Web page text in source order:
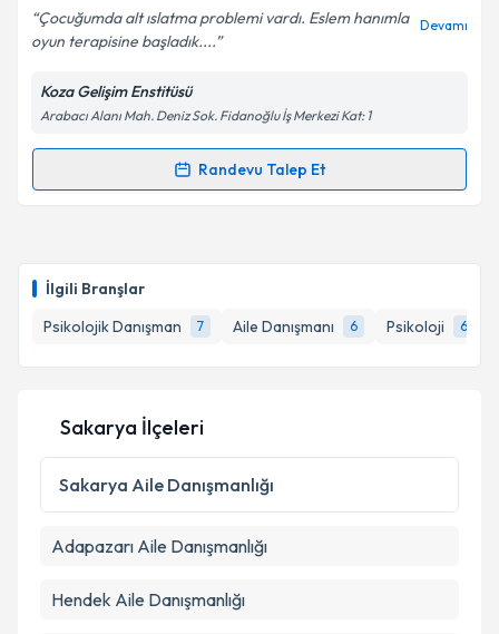
İlgili Branşlar
Psikolojik Danışman
7 Aile Danışmanı 6 Psikoloji 6
E-posta Adresiniz
Kişisel verilerimin işlenmesine ilişkinAydınlatma
Metni'ni okudum ve kişisel verilerimin belirtilen
kapsamda işlenmesini kabul ediyorum.
Çocuğumda alt ıslatma problemi vardı. Eslem hanımla
oyun terapisine başladık....
Devamı
Koza Gelişim Enstitüsü
Arabacı Alanı Mah. Deniz Sok. Fidanoğlu İş Merkezi Kat: 1
Randevu Talep Et
Randevu Takvimi Talebi
için bir takvim hazırlandığında e-posta ile
bilgilendireceğiz.
E-posta Adresiniz
Kişisel verilerimin işlenmesine ilişkin
Metni'ni okudum ve kişisel verilerimin belirtilen
Takvim Talebini Gönder
Sakarya İlçeleri
Sakarya Aile Danışmanlığı
Adapazarı Aile Danışmanlığı
Hendek Aile Danışmanlığı